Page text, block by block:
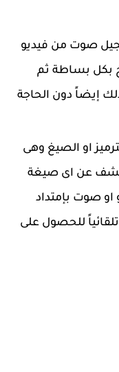
صوت من فيديو
بكل بساطة ثم
إيضاً دون الحاجة
او الصيغ وهى
عن اى صيغة
صوت بإمتداد
للحصول على